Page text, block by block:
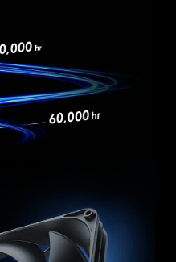
保護
織包覆均通過UL認證，
與耐用性。
NLO